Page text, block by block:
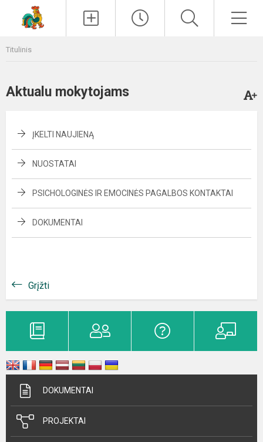
Titulinis
Aktualu mokytojams
ĮKELTI NAUJIENĄ
NUOSTATAI
PSICHOLOGINĖS IR EMOCINĖS PAGALBOS KONTAKTAI
DOKUMENTAI
Grįžti
DOKUMENTAI
PROJEKTAI